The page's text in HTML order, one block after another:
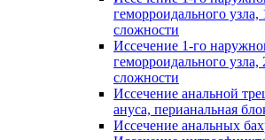
геморроидального узла,
сложности
Иссечение 1-го
геморроидального узла,
сложности
Иссечение анальной
ануса, перианальная
Иссечение анальных